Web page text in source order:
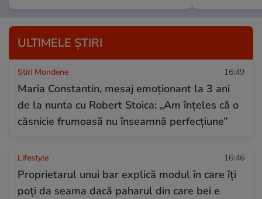
ULTIMELE ȘTIRI
Stiri Mondene 16:49
Maria Constantin, mesaj emoționant la 3 ani
de la nunta cu Robert Stoica: „Am înțeles că o
căsnicie frumoasă nu înseamnă perfecțiune”
Lifestyle 16:46
Proprietarul unui bar explică modul în care îți
poți da seama dacă paharul din care bei e